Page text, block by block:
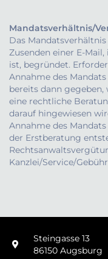
Mandatsverhältnis/
Das
Zusenden einer E-
ist, begründet.
Annahme des
bereits dann gegeben,
eine rechtliche
darauf hingewiesen
Annahme des
der Erstberatung
Kanzlei/Service/
Steingasse 13
86150 Augsburg